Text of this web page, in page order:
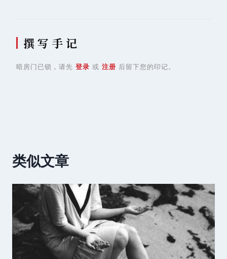
撰 写 手 记
暗房门已锁，请先 登录 或 注册 后留下您的印记。
类似文章